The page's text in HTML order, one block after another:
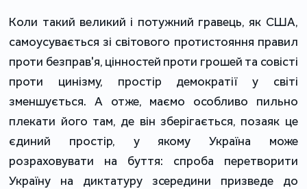
Коли такий великий і потужний гравець, як США,
самоусувається зі світового протистояння правил
проти безправ'я, цінностей проти грошей та совісті
проти цинізму, простір демократії у світі
зменшується. А отже, маємо особливо пильно
плекати його там, де він зберігається, позаяк це
єдиний простір, у якому Україна може
розраховувати на буття: спроба перетворити
Україну на диктатуру зсередини призведе до